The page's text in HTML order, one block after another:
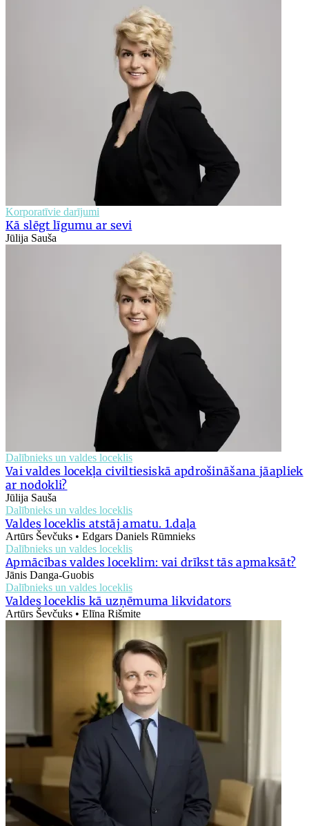
Korporatīvie darījumi
Kā slēgt līgumu ar sevi
Jūlija Sauša
Dalībnieks un valdes loceklis
Vai valdes locekļa civiltiesiskā apdrošināšana jāapliek
ar nodokli?
Jūlija Sauša
Dalībnieks un valdes loceklis
Valdes loceklis atstāj amatu. 1.daļa
Artūrs Ševčuks • Edgars Daniels Rūmnieks
Dalībnieks un valdes loceklis
Apmācības valdes loceklim: vai drīkst tās apmaksāt?
Jānis Danga-Guobis
Dalībnieks un valdes loceklis
Valdes loceklis kā uzņēmuma likvidators
Artūrs Ševčuks • Elīna Rišmite